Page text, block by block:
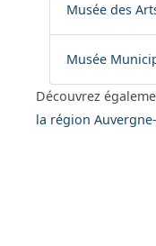
Musée des
Musée
Découvrez
la région